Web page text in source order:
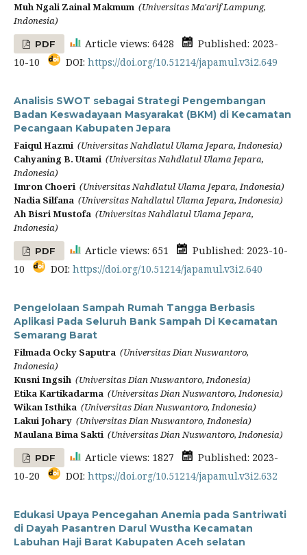
Muh Ngali Zainal Makmum (Universitas Ma'arif Lampung,
Indonesia)
PDF Article views: 6428
Published: 2023-
10-10
DOI: https://doi.org/10.51214/japamul.v3i2.649
Analisis SWOT sebagai Strategi Pengembangan
Badan Keswadayaan Masyarakat (BKM) di Kecamatan
Pecangaan Kabupaten Jepara
Faiqul Hazmi (Universitas Nahdlatul Ulama Jepara, Indonesia)
Cahyaning B. Utami (Universitas Nahdlatul Ulama Jepara,
Indonesia)
Imron Choeri (Universitas Nahdlatul Ulama Jepara, Indonesia)
Nadia Silfana (Universitas Nahdlatul Ulama Jepara, Indonesia)
Ah Bisri Mustofa (Universitas Nahdlatul Ulama Jepara,
Indonesia)
PDF Article views: 651
Published: 2023-10-
10
DOI: https://doi.org/10.51214/japamul.v3i2.640
Pengelolaan Sampah Rumah Tangga Berbasis
Aplikasi Pada Seluruh Bank Sampah Di Kecamatan
Semarang Barat
Filmada Ocky Saputra (Universitas Dian Nuswantoro,
Indonesia)
Kusni Ingsih (Universitas Dian Nuswantoro, Indonesia)
Etika Kartikadarma (Universitas Dian Nuswantoro, Indonesia)
Wikan Isthika (Universitas Dian Nuswantoro, Indonesia)
Lakui Johary (Universitas Dian Nuswantoro, Indonesia)
Maulana Bima Sakti (Universitas Dian Nuswantoro, Indonesia)
PDF Article views: 1827
Published: 2023-
10-20
DOI: https://doi.org/10.51214/japamul.v3i2.632
Edukasi Upaya Pencegahan Anemia pada Santriwati
di Dayah Pasantren Darul Wustha Kecamatan
Labuhan Haji Barat Kabupaten Aceh selatan